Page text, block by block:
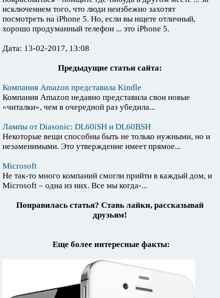
исключением того, что люди неизбежно захотят
посмотреть на iPhone 5. Но, если вы ищете отличный,
хорошо продуманный телефон ... это iPhone 5.
Дата: 13-02-2017, 13:08
Предыдущие статьи сайта:
Компания Amazon представила Kindle
Компания Amazon недавно представила свои новые
«читалки», чем в очередной раз убедила...
Лампы от Diasonic: DL60iSH и DL60BSH
Некоторые вещи способны быть не только нужными, но и
незаменимыми. Это утверждение имеет прямое...
Microsoft
Не так-то много компаний смогли прийти в каждый дом, и
Microsoft – одна из них. Все мы когда-...
Понравилась статья? Ставь лайки, рассказывай
друзьям!
Еще более интересные факты: